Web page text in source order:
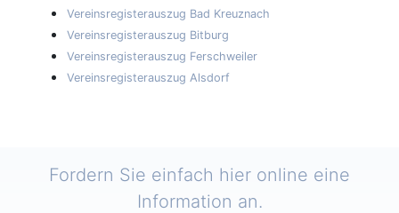
Vereinsregisterauszug Bad Kreuznach
Vereinsregisterauszug Bitburg
Vereinsregisterauszug Ferschweiler
Vereinsregisterauszug Alsdorf
Fordern Sie einfach hier online eine
Information an.